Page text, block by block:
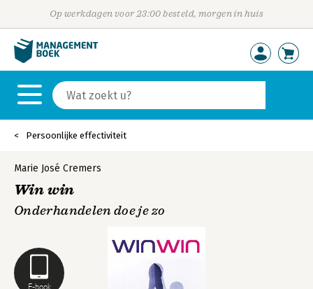
Op werkdagen voor 23:00 besteld, morgen in huis
Persoonlijke effectiviteit
E-book
Marie José Cremers
Win win
Onderhandelen doe je zo